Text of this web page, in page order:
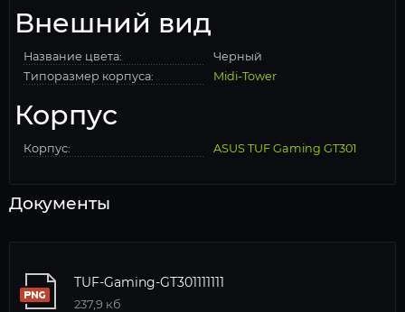
Внешний вид
Название цвета:
Черный
Типоразмер корпуса:
Midi-Tower
Корпус
Корпус: ASUS TUF Gaming GT301
Документы
TUF-Gaming-GT301111111
237,9 кб